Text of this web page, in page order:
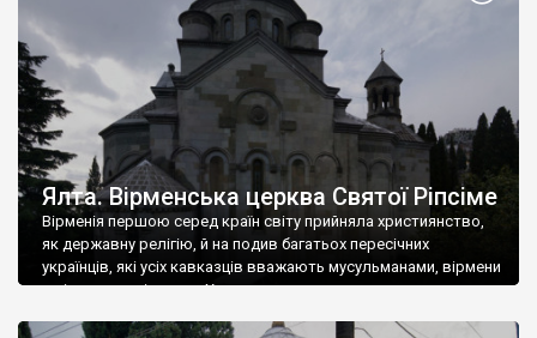
Ялта. Вірменська церква Святої Ріпсіме
Вірменія першою серед країн світу прийняла християнство,
як державну релігію, й на подив багатьох пересічних
українців, які усіх кавказців вважають мусульманами, вірмени
є відданими вірянами Христа